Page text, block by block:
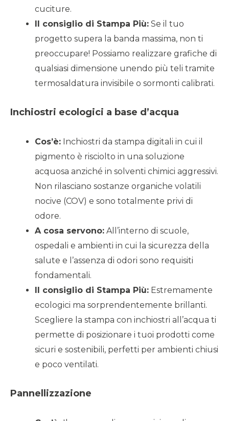
cuciture.
Il consiglio di Stampa Più: Se il tuo
progetto supera la banda massima, non ti
preoccupare! Possiamo realizzare grafiche di
qualsiasi dimensione unendo più teli tramite
termosaldatura invisibile o sormonti calibrati.
Inchiostri ecologici a base d’acqua
Cos’è: Inchiostri da stampa digitali in cui il
pigmento è risciolto in una soluzione
acquosa anziché in solventi chimici aggressivi.
Non rilasciano sostanze organiche volatili
nocive (COV) e sono totalmente privi di
odore.
A cosa servono: All’interno di scuole,
ospedali e ambienti in cui la sicurezza della
salute e l’assenza di odori sono requisiti
fondamentali.
Il consiglio di Stampa Più: Estremamente
ecologici ma sorprendentemente brillanti.
Scegliere la stampa con inchiostri all’acqua ti
permette di posizionare i tuoi prodotti come
sicuri e sostenibili, perfetti per ambienti chiusi
e poco ventilati.
Pannellizzazione